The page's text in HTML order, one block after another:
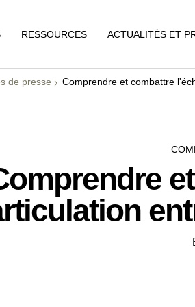
RESSOURCES ACTUALITÉS ET
de presse Comprendre et combattre